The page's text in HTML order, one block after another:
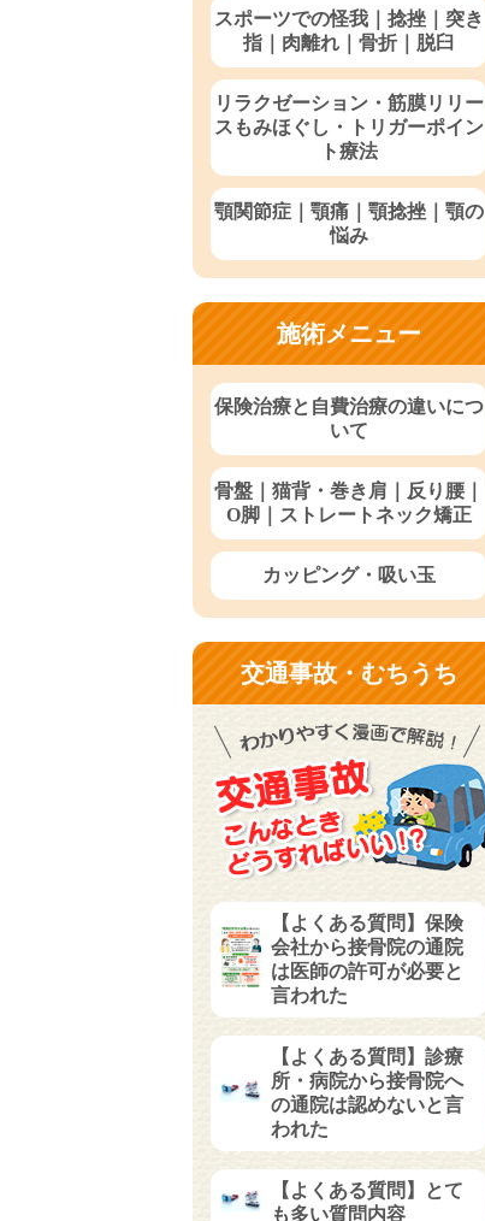
スポーツでの怪我｜捻挫｜突き
指｜肉離れ｜骨折｜脱臼
リラクゼーション・筋膜リリー
スもみほぐし・トリガーポイン
ト療法
顎関節症｜顎痛｜顎捻挫｜顎の
悩み
施術メニュー
保険治療と自費治療の違いにつ
いて
骨盤｜猫背・巻き肩｜反り腰｜
O脚｜ストレートネック矯正
カッピング・吸い玉
交通事故・むちうち
【よくある質問】保険
会社から接骨院の通院
は医師の許可が必要と
言われた
【よくある質問】診療
所・病院から接骨院へ
の通院は認めないと言
われた
【よくある質問】とて
も多い質問内容